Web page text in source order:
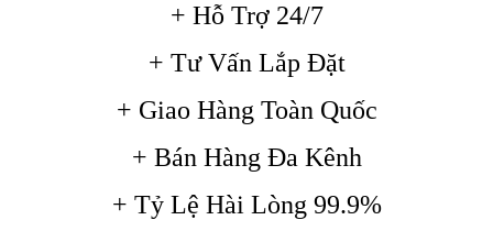
+ Hỗ Trợ 24/7
+ Tư Vấn Lắp Đặt
+ Giao Hàng Toàn Quốc
+ Bán Hàng Đa Kênh
+ Tỷ Lệ Hài Lòng 99.9%